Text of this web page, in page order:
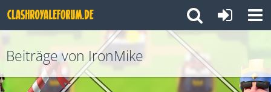
Beiträge von IronMike